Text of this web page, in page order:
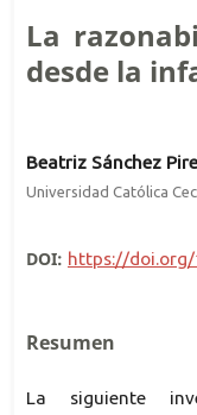
La
desde la
Beatriz Sánchez
Universidad Católica
DOI: https://doi.org/
Resumen
La siguiente